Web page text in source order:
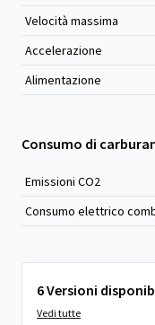
Velocità massima
Accelerazione
Alimentazione
Consumo di
Emissioni CO2
Consumo elettrico
6 Versioni
Vedi tutte